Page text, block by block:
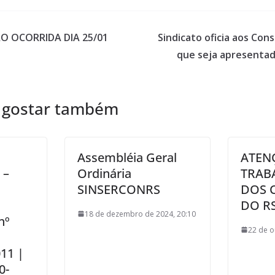
OCORRIDA DIA 25/01
Sindicato oficia aos
que seja
também
|
Assembléia Geral
Ordinária
SINSERCONRS
18 de dezembro de 2024, 20:10
DOS
DO
22 de